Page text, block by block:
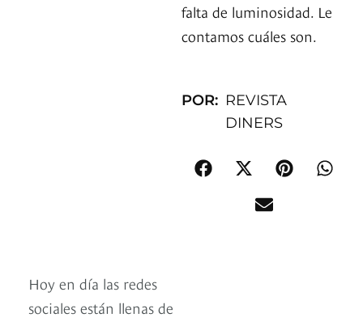
falta de luminosidad. Le
contamos cuáles son.
POR: REVISTA
DINERS
Hoy en día las redes
sociales están llenas de